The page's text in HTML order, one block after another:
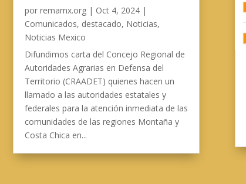
por remamx.org| Oct 4, 2024|
Comunicados, destacado, Noticias,
Noticias Mexico
Difundimos carta del Concejo Regional de
Autoridades Agrarias en Defensa del
Territorio (CRAADET) quienes hacen un
llamado a las autoridades estatales y
federales para la atención inmediata de las
comunidades de las regiones Montaña y
Costa Chica en...